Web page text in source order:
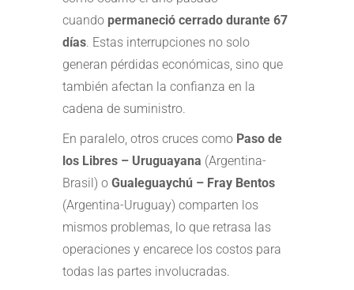
cuando permaneció cerrado durante 67
días. Estas interrupciones no solo
generan pérdidas económicas, sino que
también afectan la confianza en la
cadena de suministro.
En paralelo, otros cruces como Paso de
los Libres – Uruguayana (Argentina-
Brasil) o Gualeguaychú – Fray Bentos
(Argentina-Uruguay) comparten los
mismos problemas, lo que retrasa las
operaciones y encarece los costos para
todas las partes involucradas.